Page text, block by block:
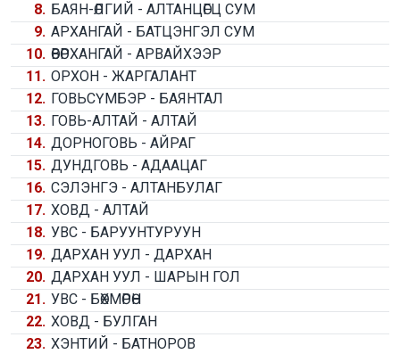
8. БАЯН-ӨЛГИЙ - АЛТАНЦӨГЦ СУМ
9. АРХАНГАЙ - БАТЦЭНГЭЛ СУМ
10. ӨВӨРХАНГАЙ - АРВАЙХЭЭР
11. ОРХОН - ЖАРГАЛАНТ
12. ГОВЬСҮМБЭР - БАЯНТАЛ
13. ГОВЬ-АЛТАЙ - АЛТАЙ
14. ДОРНОГОВЬ - АЙРАГ
15. ДУНДГОВЬ - АДААЦАГ
16. СЭЛЭНГЭ - АЛТАНБУЛАГ
17. ХОВД - АЛТАЙ
18. УВС - БАРУУНТУРУУН
19. ДАРХАН УУЛ - ДАРХАН
20. ДАРХАН УУЛ - ШАРЫН ГОЛ
21. УВС - БӨХМӨРӨН
22. ХОВД - БУЛГАН
23. ХЭНТИЙ - БАТНОРОВ